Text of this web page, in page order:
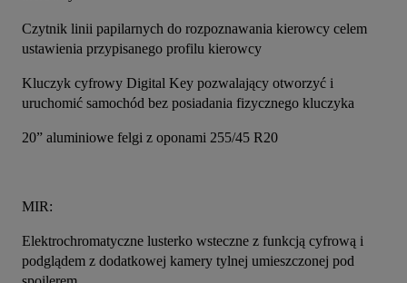
Czytnik linii papilarnych do rozpoznawania kierowcy celem
ustawienia przypisanego profilu kierowcy
Kluczyk cyfrowy Digital Key pozwalający otworzyć i
uruchomić samochód bez posiadania fizycznego kluczyka
20” aluminiowe felgi z oponami 255/45 R20
MIR:
Elektrochromatyczne lusterko wsteczne z funkcją cyfrową i
podglądem z dodatkowej kamery tylnej umieszczonej pod